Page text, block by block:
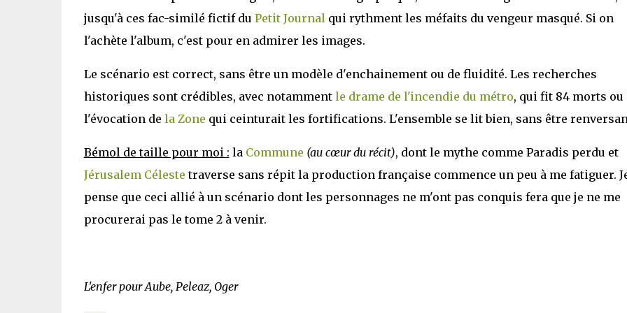
jusqu'à ces fac-similé fictif du Petit Journalqui rythment les méfaits du vengeur masqué. Si on
l'achète l'album, c'est pour en admirer les images.
Le scénario est correct, sans être un modèle d'enchainement ou de fluidité. Les recherches
historiques sont crédibles, avec notamment le drame de l'incendie du métro, qui fit 84 morts ou
l'évocation de la Zone qui ceinturait les fortifications. L'ensemble se lit bien, sans être
Bémol de taille pour moi : la Commune (au cœur du récit), dont le mythe comme Paradis perdu et
Jérusalem Céleste traverse sans répit la production française commence un peu à me fatiguer.
pense que ceci allié à un scénario dont les personnages ne m'ont pas conquis fera que je ne me
procurerai pas le tome 2 à venir.
L'enfer pour Aube, Peleaz, Oger